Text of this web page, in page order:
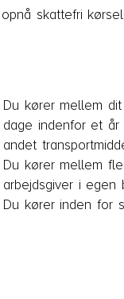
skattefri
Du kører mellem
dage indenfor et
andet
Du kører mellem
arbejdsgiver i egen
Du kører inden for